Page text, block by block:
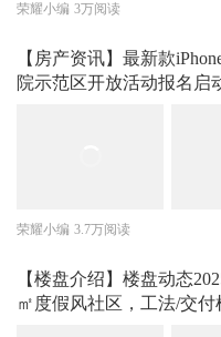
荣耀小编 3万阅读
【房产资讯】最新款
院示范区开放活动报名启
荣耀小编 3.7万阅读
【楼盘介绍】楼盘动态
㎡度假风社区，工法/交